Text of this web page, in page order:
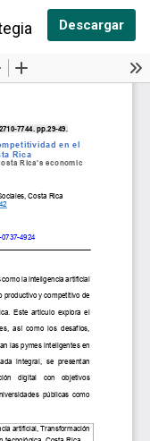
de Descargar